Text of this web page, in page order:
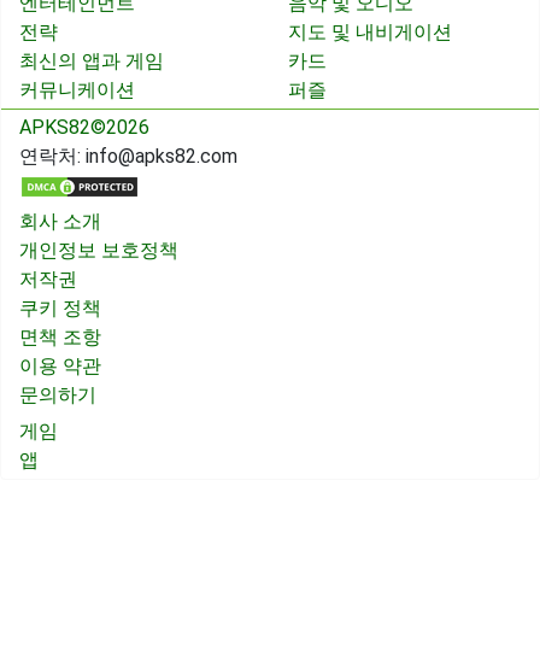
전략
지도 및 내비게이션
최신의 앱과 게임
카드
커뮤니케이션
퍼즐
APKS82©2026
연락처: info@apks82.com
회사 소개
개인정보 보호정책
저작권
쿠키 정책
면책 조항
이용 약관
문의하기
게임
앱